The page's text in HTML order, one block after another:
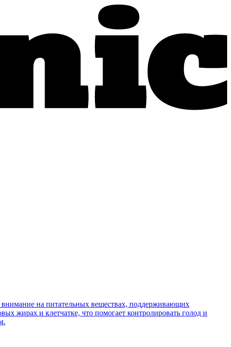
внимание на питательных веществах, поддерживающих
жирах и клетчатке, что помогает контролировать голод и